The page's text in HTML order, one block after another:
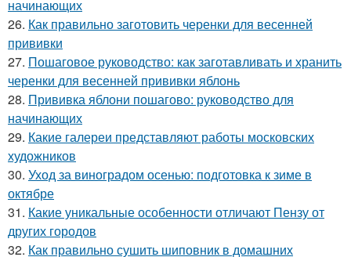
начинающих
26. Как правильно заготовить черенки для весенней
прививки
27. Пошаговое руководство: как заготавливать и хранить
черенки для весенней прививки яблонь
28. Прививка яблони пошагово: руководство для
начинающих
29. Какие галереи представляют работы московских
художников
30. Уход за виноградом осенью: подготовка к зиме в
октябре
31. Какие уникальные особенности отличают Пензу от
других городов
32. Как правильно сушить шиповник в домашних